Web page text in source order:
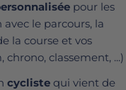
pied"
d’engrenage
pour les
le parcours, la
la course et vos
classement, ...)
cycliste qui vient de